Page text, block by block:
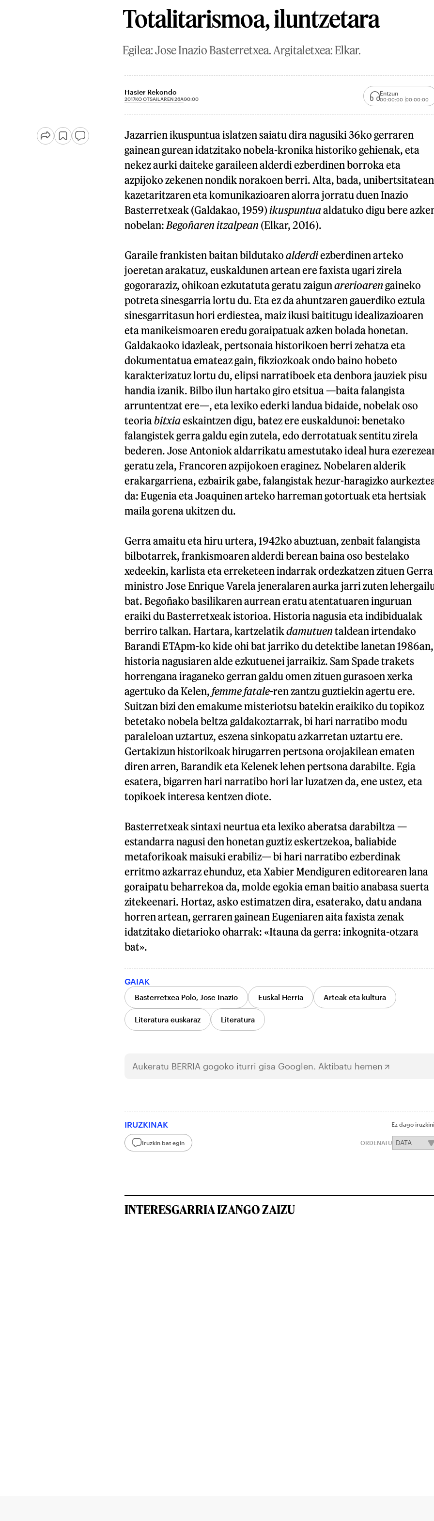
Totalitarismoa, iluntzetara
Egilea: Jose Inazio Basterretxea. Argitaletxea: Elkar.
Hasier Rekondo
2017KO OTSAILAREN 26A00:00
Entzun
00:00:00 00:00:00
Jazarrien ikuspuntua islatzen saiatu dira nagusiki 36ko gerraren
gainean gurean idatzitako nobela-kronika historiko gehienak, eta
nekez aurki daiteke garaileen alderdi ezberdinen borroka eta
azpijoko zekenen nondik norakoen berri. Alta, bada, unibertsitatean
kazetaritzaren eta komunikazioaren alorra jorratu duen Inazio
Basterretxeak (Galdakao, 1959)ikuspuntuaaldatuko digu bere
nobelan: Begoñaren itzalpean(Elkar, 2016).
Garaile frankisten baitan bildutako alderdiezberdinen arteko
joeretan arakatuz, euskaldunen artean ere faxista ugari zirela
gogoraraziz, ohikoan ezkutatuta geratu zaigun arerioarengaineko
potreta sinesgarria lortu du. Eta ez da ahuntzaren gauerdiko eztula
sinesgarritasun hori erdiestea, maiz ikusi baititugu idealizazioaren
eta manikeismoaren eredu goraipatuak azken bolada honetan.
Galdakaoko idazleak, pertsonaia historikoen berri zehatza eta
dokumentatua emateaz gain, fikziozkoak ondo baino hobeto
karakterizatuz lortu du, elipsi narratiboek eta denbora jauziek pisu
handia izanik. Bilbo ilun hartako giro etsitua —baita falangista
arruntentzat ere—, eta lexiko ederki landua bidaide, nobelak oso
teoriabitxiaeskaintzen digu, batez ere euskaldunoi: benetako
falangistek gerra galdu egin zutela, edo derrotatuak sentitu zirela
bederen. Jose Antoniok aldarrikatu amestutako ideal hura
geratu zela, Francoren azpijokoen eraginez. Nobelaren alderik
erakargarriena, ezbairik gabe, falangistak hezur-haragizko
da: Eugenia eta Joaquinen arteko harreman gotortuak eta hertsiak
maila gorena ukitzen du.
Gerra amaitu eta hiru urtera, 1942ko abuztuan, zenbait falangista
bilbotarrek, frankismoaren alderdi berean baina oso bestelako
xedeekin, karlista eta erreketeen indarrak ordezkatzen zituen Gerra
ministro Jose Enrique Varela jeneralaren aurka jarri zuten
bat. Begoñako basilikaren aurrean eratu atentatuaren inguruan
eraiki du Basterretxeak istorioa. Historia nagusia eta indibidualak
berriro talkan. Hartara, kartzelatikdamutuentaldean irtendako
Barandi ETApm-ko kide ohi bat jarriko du detektibe lanetan 1986an,
historia nagusiaren alde ezkutuenei jarraikiz. Sam Spade trakets
horrengana iraganeko gerran galdu omen zituen gurasoen xerka
agertuko da Kelen, femme fatale-ren zantzu guztiekin agertu ere.
Suitzan bizi den emakume misteriotsu batekin eraikiko du topikoz
betetako nobela beltza galdakoztarrak, bi hari narratibo modu
paraleloan uztartuz, eszena sinkopatu azkarretan uztartu ere.
Gertakizun historikoak hirugarren pertsona orojakilean ematen
diren arren, Barandik eta Kelenek lehen pertsona darabilte. Egia
esatera, bigarren hari narratibo hori lar luzatzen da, ene ustez, eta
topikoek interesa kentzen diote.
Basterretxeak sintaxi neurtua eta lexiko aberatsa darabiltza —
estandarra nagusi den honetan guztiz eskertzekoa, baliabide
metaforikoak maisuki erabiliz— bi hari narratibo ezberdinak
erritmo azkarraz ehunduz, eta Xabier Mendiguren editorearen lana
goraipatu beharrekoa da, molde egokia eman baitio anabasa suerta
zitekeenari. Hortaz, asko estimatzen dira, esaterako, datu andana
horren artean, gerraren gainean Eugeniaren aita faxista zenak
idatzitako dietarioko oharrak: «Itauna da gerra: inkognita-otzara
bat».
GAIAK
Basterretxea Polo, Jose Inazio Euskal Herria Arteak eta kultura
Literatura euskaraz Literatura
Aukeratu BERRIA gogoko iturri gisa Googlen. Aktibatu hemen
IRUZKINAK Ez dago
Iruzkin bat egin ORDENATU
INTERESGARRIA IZANGO ZAIZU